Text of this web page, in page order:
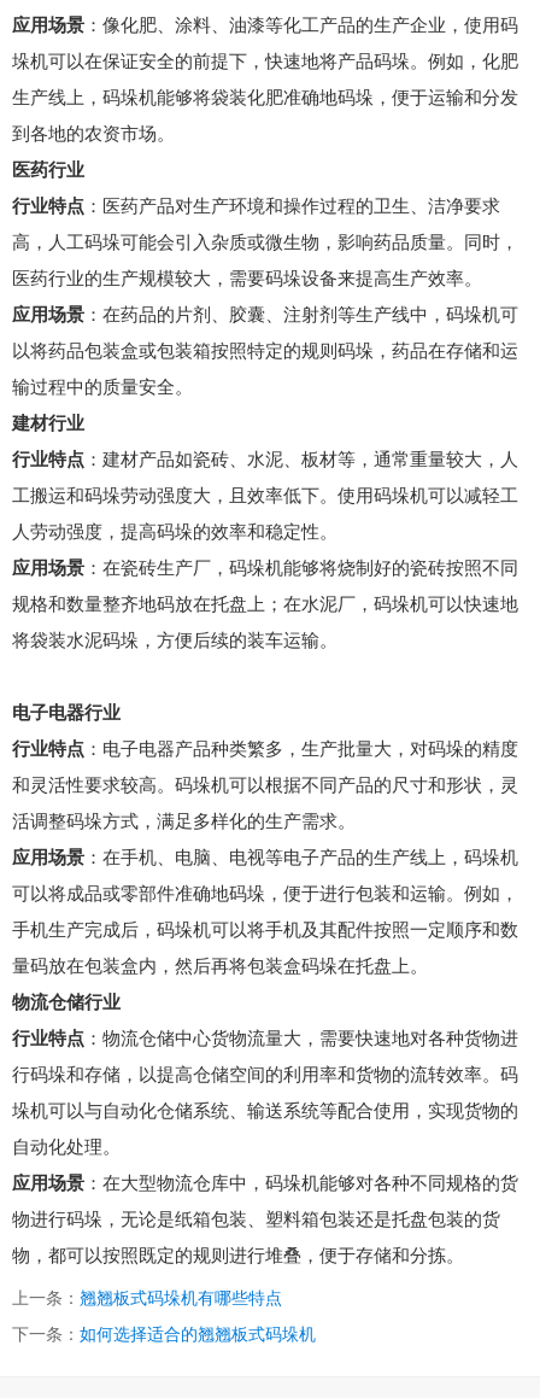
应用场景 ：像化肥、涂料、油漆等化工产品的生产企业，使用码
垛机可以在保证安全的前提下，快速地将产品码垛。例如，化肥
生产线上，码垛机能够将袋装化肥准确地码垛，便于运输和分发
到各地的农资市场。
医药行业
行业特点 ：医药产品对生产环境和操作过程的卫生、洁净要求
高，人工码垛可能会引入杂质或微生物，影响药品质量。同时，
医药行业的生产规模较大，需要码垛设备来提高生产效率。
应用场景 ：在药品的片剂、胶囊、注射剂等生产线中，码垛机可
以将药品包装盒或包装箱按照特定的规则码垛，药品在存储和运
输过程中的质量安全。
建材行业
行业特点 ：建材产品如瓷砖、水泥、板材等，通常重量较大，人
工搬运和码垛劳动强度大，且效率低下。使用码垛机可以减轻工
人劳动强度，提高码垛的效率和稳定性。
应用场景 ：在瓷砖生产厂，码垛机能够将烧制好的瓷砖按照不同
规格和数量整齐地码放在托盘上；在水泥厂，码垛机可以快速地
将袋装水泥码垛，方便后续的装车运输。
电子电器行业
行业特点 ：电子电器产品种类繁多，生产批量大，对码垛的精度
和灵活性要求较高。码垛机可以根据不同产品的尺寸和形状，灵
活调整码垛方式，满足多样化的生产需求。
应用场景 ：在手机、电脑、电视等电子产品的生产线上，码垛机
可以将成品或零部件准确地码垛，便于进行包装和运输。例如，
手机生产完成后，码垛机可以将手机及其配件按照一定顺序和数
量码放在包装盒内，然后再将包装盒码垛在托盘上。
物流仓储行业
行业特点 ：物流仓储中心货物流量大，需要快速地对各种货物进
行码垛和存储，以提高仓储空间的利用率和货物的流转效率。码
垛机可以与自动化仓储系统、输送系统等配合使用，实现货物的
自动化处理。
应用场景 ：在大型物流仓库中，码垛机能够对各种不同规格的货
物进行码垛，无论是纸箱包装、塑料箱包装还是托盘包装的货
物，都可以按照既定的规则进行堆叠，便于存储和分拣。
上一条： 翘翘板式码垛机有哪些特点
下一条： 如何选择适合的翘翘板式码垛机